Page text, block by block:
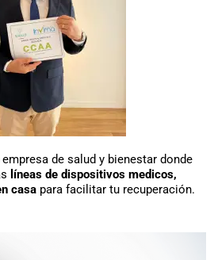
de salud y bienestar donde
líneas de dispositivos medicos,
casapara facilitar tu recuperación.